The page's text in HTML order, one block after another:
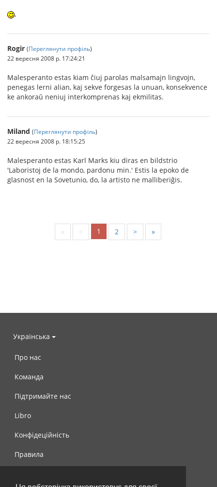
,
Rogir (Переглянути профіль)
22 вересня 2008 р. 17:24:21
Malesperanto estas kiam ĉiuj parolas malsamajn lingvojn,
penegas lerni alian, kaj sekve forgesas la unuan, konsekvence
ke ankoraŭ neniuj interkomprenas kaj ekmilitas.
Miland (Переглянути профіль)
22 вересня 2008 р. 18:15:25
Malesperanto estas Karl Marks kiu diras en bildstrio
'Laboristoj de la mondo, pardonu min.' Estis la epoko de
glasnost en la Sovetunio, do, la artisto ne malliberiĝis.
« < 1 2 > »
Українська
Про нас
Команда
Підтримайте нас
Libro
Конфідеційність
Правила